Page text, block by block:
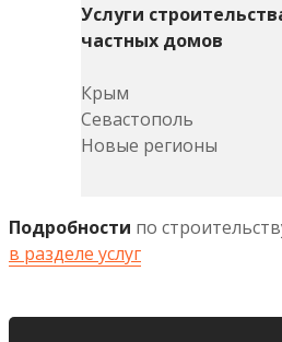
Услуги
частных домов
Крым
Севастополь
Новые регионы
Подробности по
в разделе услуг